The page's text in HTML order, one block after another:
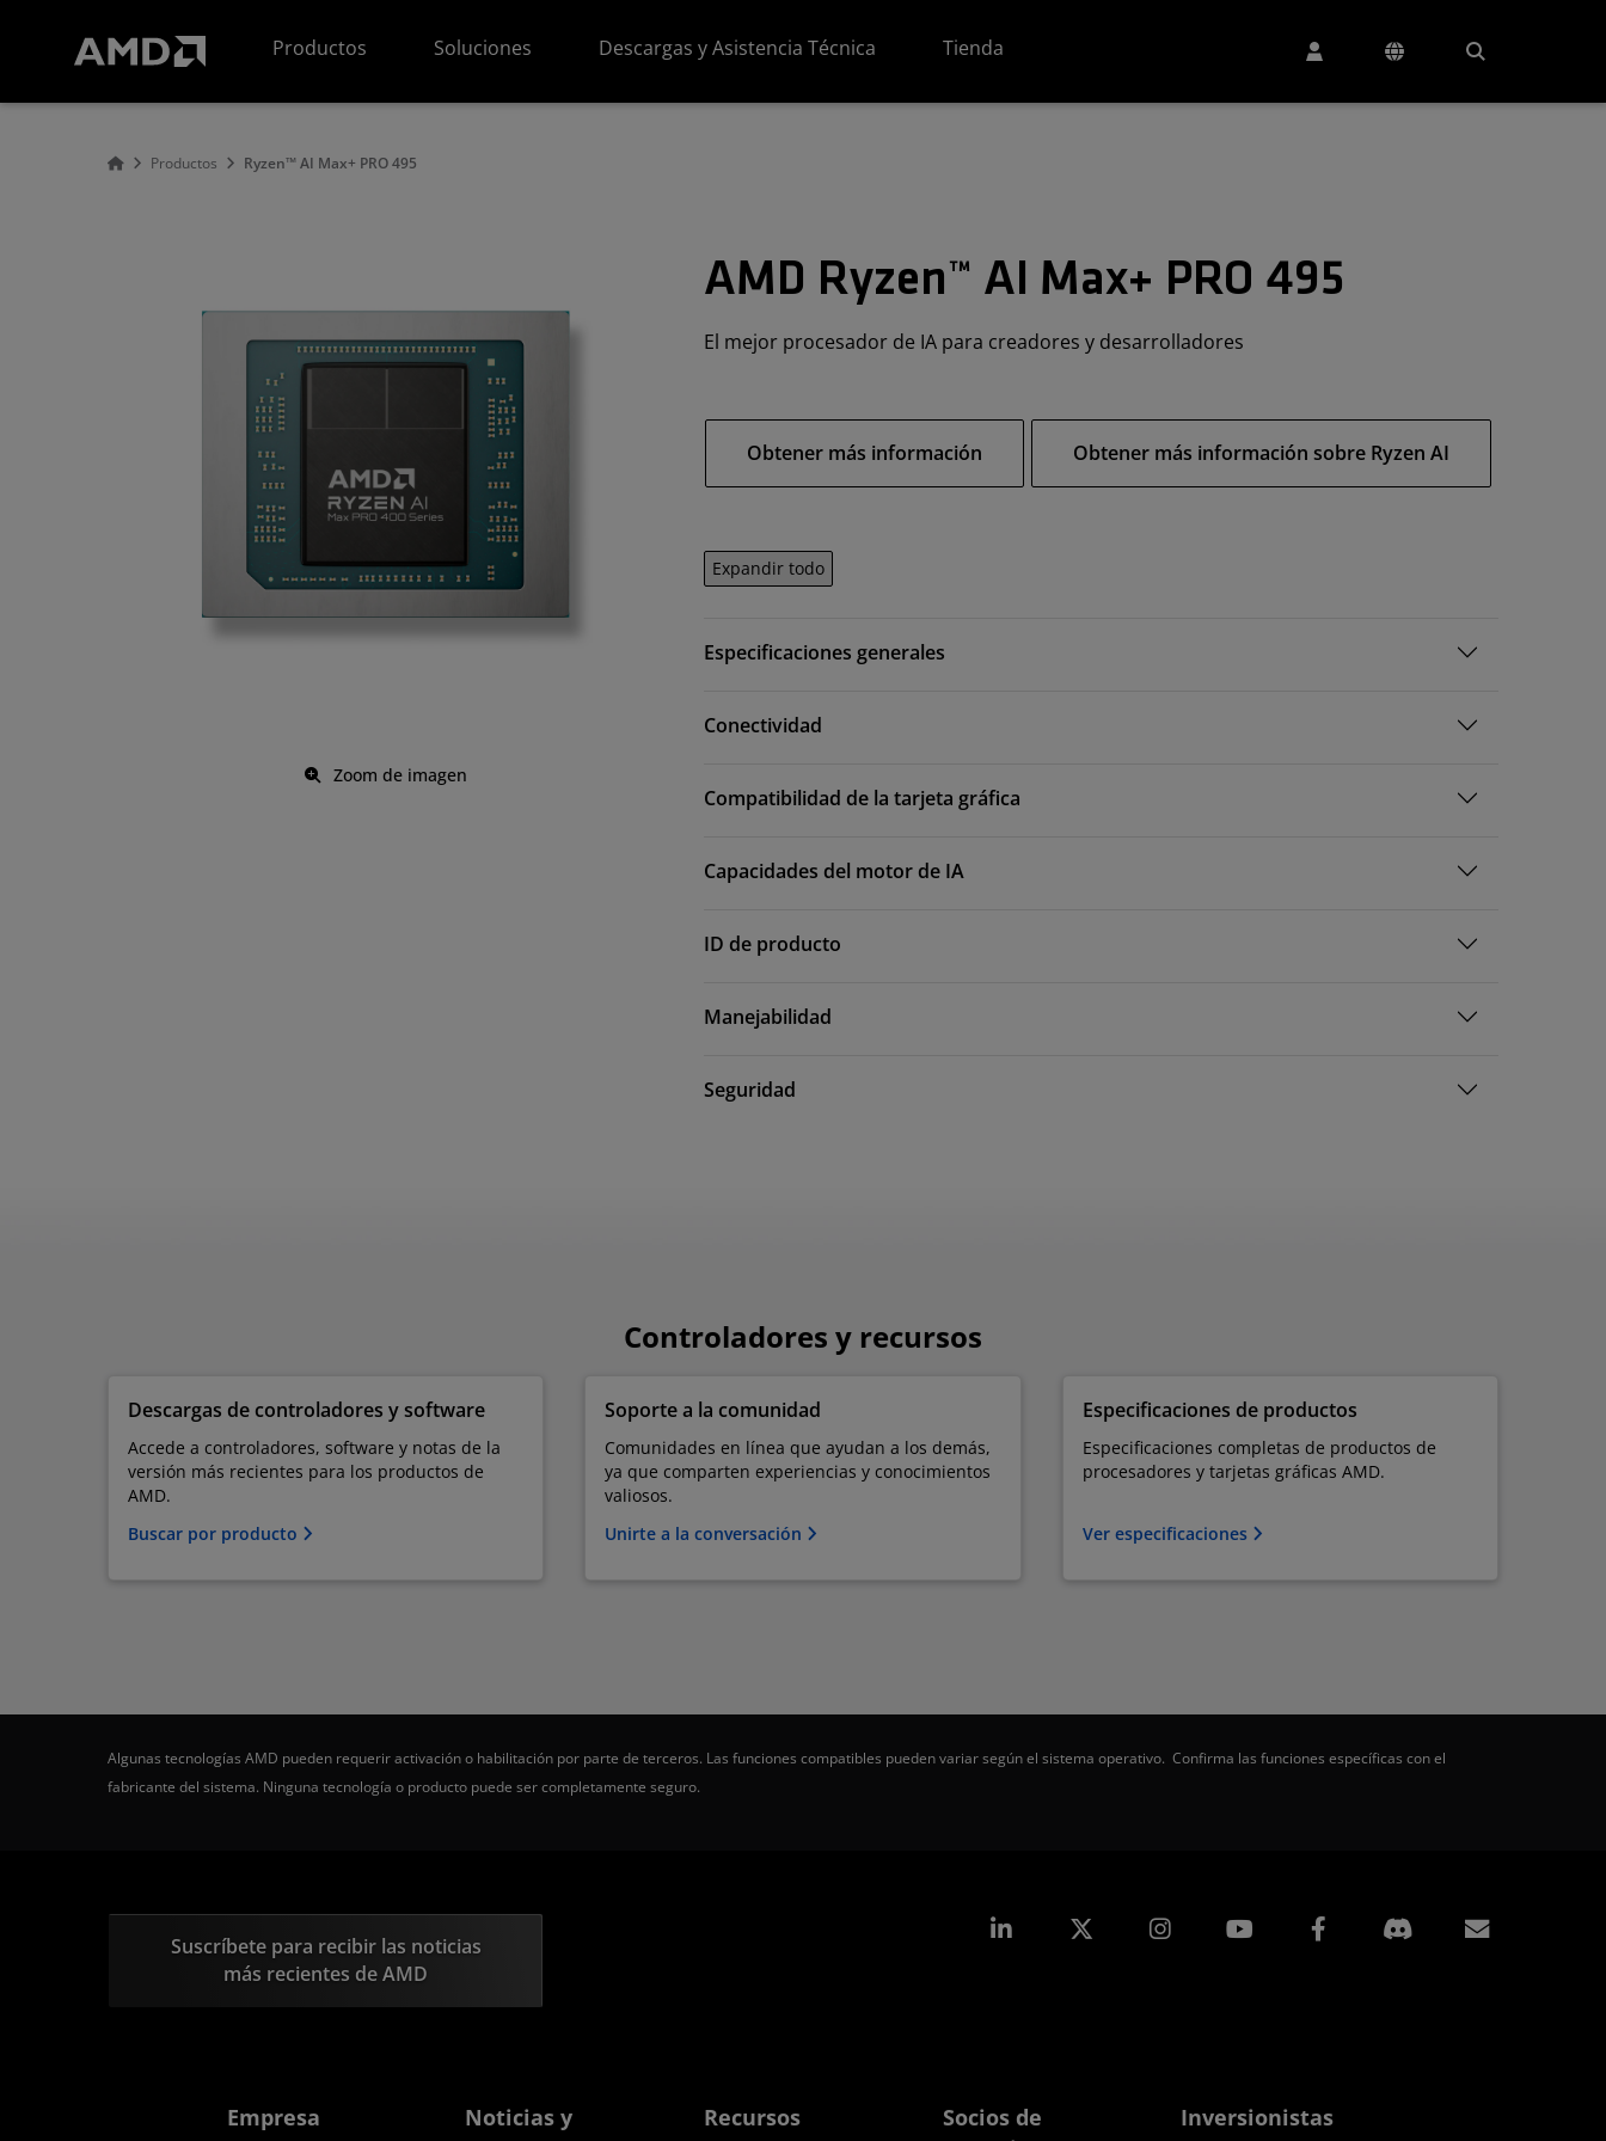
Productos
Soluciones Descargas y Asistencia Técnica Tienda
Productos Ryzen™ AI Max+ PRO 495
Zoom de imagen
AMD Ryzen™ AI Max+ PRO 495
El mejor procesador de IA para creadores y desarrolladores
Obtener más información Obtener más información sobre Ryzen AI
Expandir todo
Especificaciones generales
Conectividad
Compatibilidad de la tarjeta gráfica
Capacidades del motor de IA
ID de producto
Manejabilidad
Seguridad
Controladores y recursos
Descargas de controladores y software
Accede a controladores, software y notas de la
versión más recientes para los productos de
AMD.
Buscar por producto
Soporte a la comunidad
Comunidades en línea que ayudan a los demás,
ya que comparten experiencias y conocimientos
valiosos.
Unirte a la conversación
Especificaciones de productos
Especificaciones completas de productos de
procesadores y tarjetas gráficas AMD.
Ver especificaciones
Algunas tecnologías AMD pueden requerir activación o habilitación por parte de terceros. Las funciones compatibles pueden variar según el sistema operativo. Confirma las funciones específicas con el
fabricante del sistema. Ninguna tecnología o producto puede ser completamente seguro.
Suscríbete para recibir las noticias
más recientes de AMD
LinkedIn Instagram Facebook
Empresa
Noticias y
Recursos
Socios de
Inversionistas